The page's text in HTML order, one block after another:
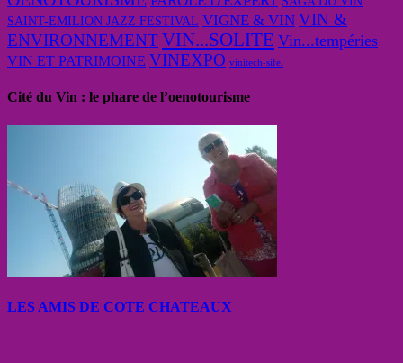
SAINT-EMILION JAZZ FESTIVAL VIGNE & VIN VIN &
ENVIRONNEMENTVIN...SOLITE Vin...tempéries
VIN ET PATRIMOINE VINEXPO vinitech-sifel
Cité du Vin : le phare de l’oenotourisme
LES AMIS DE COTE CHATEAUX